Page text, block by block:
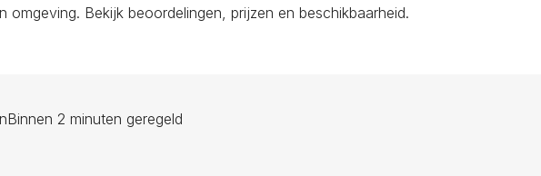
omgeving. Bekijk beoordelingen, prijzen en beschikbaarheid.
Binnen 2 minuten geregeld